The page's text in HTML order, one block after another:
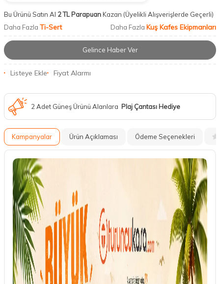
Bu Ürünü Satın Al 2 TL ParapuanKazan (Üyelikli Alışverişlerde Geçerli)
Daha Fazla Ti-Sert Daha Fazla Kuş Kafes Ekipmanları
Gelince Haber Ver
Listeye Ekle Fiyat Alarmı
2 Adet Güneş Ürünü Alanlara Plaj Çantası Hediye
Kampanyalar Ürün Açıklaması Ödeme Seçenekleri